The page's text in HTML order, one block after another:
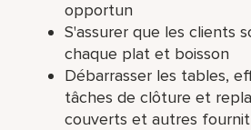
opportun
S'assurer que les clients
chaque plat et boisson
Débarrasser les tables,
tâches de clôture et
couverts et autres